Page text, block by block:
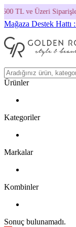
Kargo Bedava!
Mağaza Destek Hattı
Ürünler
Kategoriler
Markalar
Kombinler
Sonuç bulunamadı.